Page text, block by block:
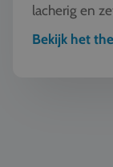
lacherig en
Bekijk het